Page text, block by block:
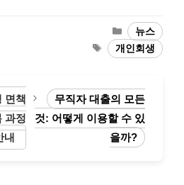
Categories
뉴스
Tags
개인회생
면책
과정
내
무직자 대출의 모든
것: 어떻게 이용할 수 있
을까?